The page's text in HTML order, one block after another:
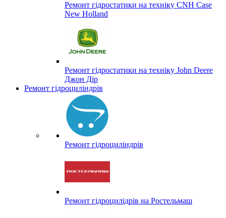
Ремонт гідростатики на техніку CNH Case
New Holland
Ремонт гідростатики на техніку John Deere
Джон Дір
Ремонт гідроциліндрів
Ремонт гідроциліндрів
Ремонт гідроцилідрів на Ростельмаш